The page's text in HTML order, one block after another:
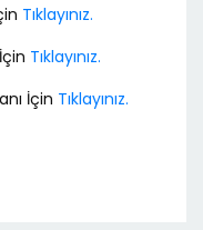
Tıklayınız.
Tıklayınız.
İçin Tıklayınız.